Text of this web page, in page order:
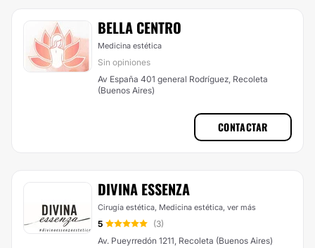
BELLA CENTRO
Medicina estética
Sin opiniones
Av España 401 general Rodríguez, Recoleta
(Buenos Aires)
CONTACTAR
DIVINA ESSENZA
Cirugía estética, Medicina estética, ver más
5
(3)
Av. Pueyrredón 1211, Recoleta (Buenos Aires)